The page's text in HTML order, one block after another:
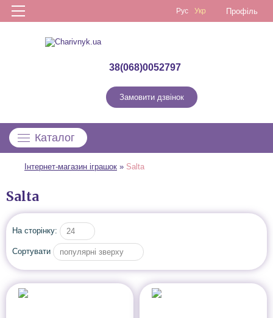
Профіль
Рус Укр
38(068)0052797
Замовити дзвінок
Каталог
Інтернет-магазин іграшок » Salta
Salta
На сторінку: 24
Сортувати популярні зверху